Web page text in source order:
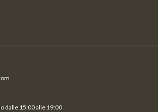
dalle 15:00 alle 19:00